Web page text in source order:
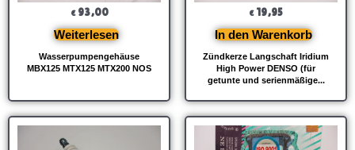
Wasserpumpengehäuse
MBX125 MTX125 MTX200 NOS
€93,00
Weiterlesen
Zündkerze Langschaft Iridium
High Power DENSO (für
getunte und serienmäßige...
€ 19,95
In den Warenkorb